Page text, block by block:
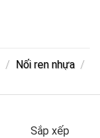
/ Nối ren nhựa /
Sắp xếp